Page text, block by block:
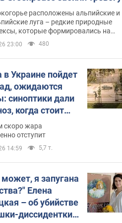
расположены альпийские и
луга – редкие природные
которые формировались на
сотен лет
23:00 480
Украине пойдет
ожидаются
синоптики дали
когда стоит
изменения
скоро жара
отступит
14:59 5,7 т.
я запугана
Елена
– об убийстве
диссидентки